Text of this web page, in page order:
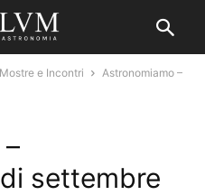
Mostre e Incontri
Astronomiamo –
settembre